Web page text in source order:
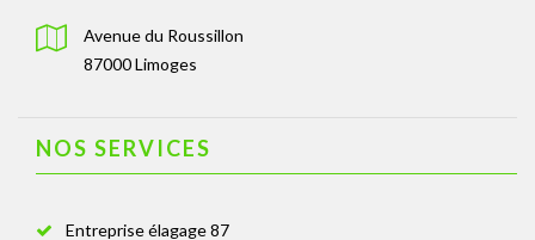
Avenue du Roussillon
87000 Limoges
NOS SERVICES
Entreprise élagage 87